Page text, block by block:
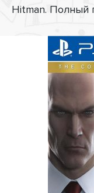
Hitman. Полный